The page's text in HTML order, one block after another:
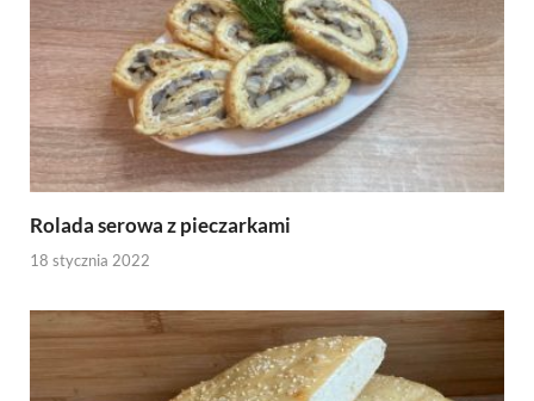
Rolada serowa z pieczarkami
18 stycznia 2022